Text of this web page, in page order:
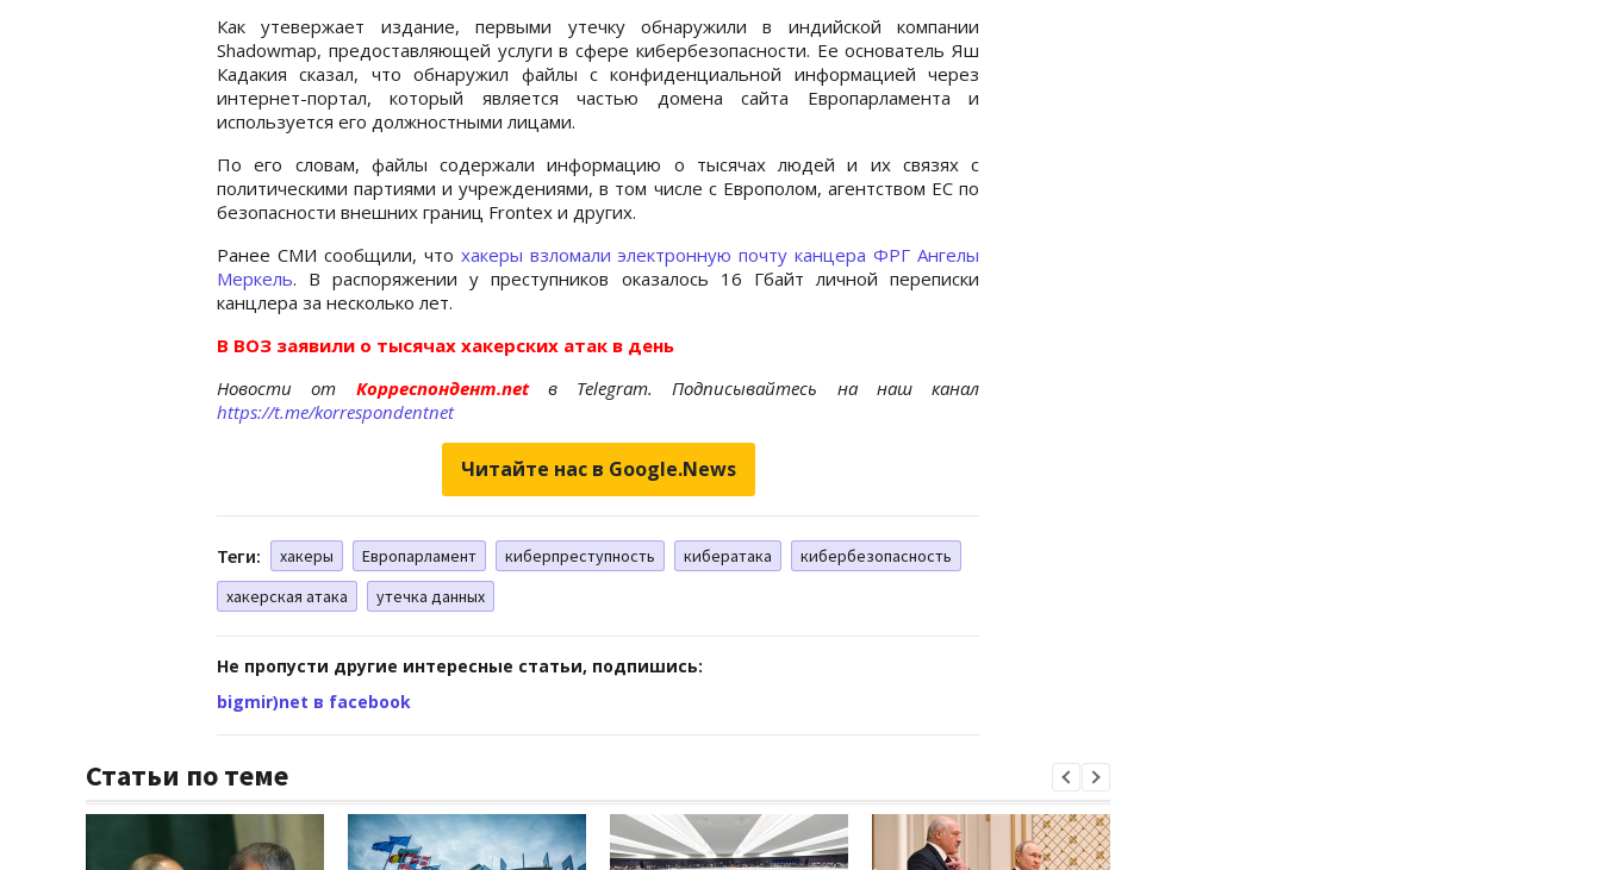
Как утевержает издание, первыми утечку обнаружили в индийской компании
Shadowmap, предоставляющей услуги в сфере кибербезопасности. Ее основатель Яш
Кадакия сказал, что обнаружил файлы с конфиденциальной информацией через
интернет-портал, который является частью домена сайта Европарламента и
используется его должностными лицами.
По его словам, файлы содержали информацию о тысячах людей и их связях с
политическими партиями и учреждениями, в том числе с Европолом, агентством ЕС по
безопасности внешних границ Frontex и других.
Ранее СМИ сообщили, что хакеры взломали электронную почту канцера ФРГ Ангелы
Меркель. В распоряжении у преступников оказалось 16 Гбайт личной переписки
канцлера за несколько лет.
В ВОЗ заявили о тысячах хакерских атак в день
Новости от Корреспондент.net в Telegram. Подписывайтесь на наш канал
https://t.me/korrespondentnet
Читайте нас в Google.News
Теги: хакеры Европарламент киберпреступность кибератака
кибербезопасность
хакерская атака
утечка данных
Не пропусти другие интересные статьи, подпишись:
bigmir)net в facebook
Статьи по теме